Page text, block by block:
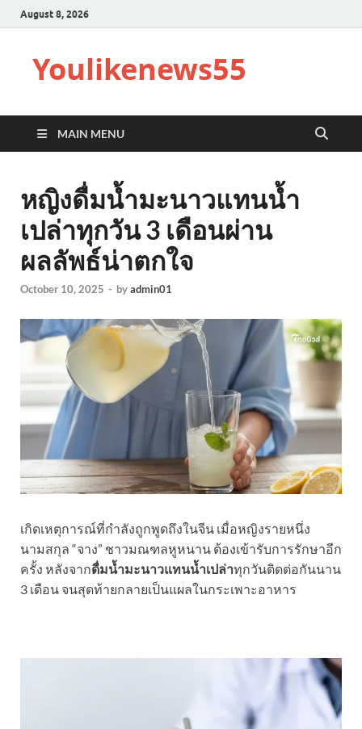
August 8, 2026
Youlikenews55
MAIN MENU
หญิงดื่มน้ำมะนาวแทนน้ำ
เปล่าทุกวัน 3 เดือนผ่าน
ผลลัพธ์น่าตกใจ
October 10, 2025 - byadmin01
เกิดเหตุการณ์ที่กำลังถูกพูดถึงในจีน เมื่อหญิงรายหนึ่ง
นามสกุล “จาง” ชาวมณฑลหูหนาน ต้องเข้ารับการรักษาอีก
ครั้ง หลังจากดื่มน้ำมะนาวแทนน้ำเปล่าทุกวันติดต่อกันนาน
3 เดือน จนสุดท้ายกลายเป็นแผลในกระเพาะอาหาร